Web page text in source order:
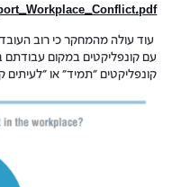
קונפליקטים "תמיד" או "לעיתים